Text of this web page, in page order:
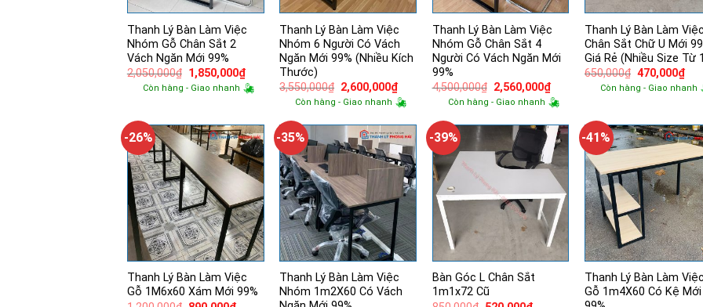
Thanh Lý Bàn Làm Việc
Nhóm Gỗ Chân Sắt 2
Vách Ngăn Mới 99%
2,050,000₫ Giá
gốc
là:
1,850,000₫Giá
hiện
tại
Còn hàng - Giao nhanh
Thanh Lý Bàn Làm Việc
Nhóm 6 Người Có Vách
Ngăn Mới 99% (Nhiều Kích
Thước)
3,550,000₫ Giá
gốc
là:
2,600,000₫Giá
hiện
tại
2,600,000₫.
Còn hàng - Giao nhanh
Thanh Lý Bàn Làm Việc
Nhóm Gỗ Chân Sắt 4
Người Có Vách Ngăn Mới
99%
4,500,000₫ Giá
gốc
là:
2,560,000₫Giá
hiện
tại
2,560,000₫.
Còn hàng - Giao nhanh
Thanh Lý Bàn Làm Việc
Chân Sắt Chữ U Mới
Giá Rẻ (Nhiều Size Từ
650,000₫ Giá
gốc
là:
470,000₫Giá
tại
Còn hàng - Giao nhanh
-26%
Thanh Lý Bàn Làm Việc
Gỗ 1M6x60 Xám Mới 99%
-35%
Thanh Lý Bàn Làm Việc
Nhóm 1m2X60 Có Vách
-39%
Bàn Góc L Chân Sắt
1m1x72 Cũ
-41%
Thanh Lý Bàn Làm Việc
Gỗ 1m4X60 Có Kệ Mới